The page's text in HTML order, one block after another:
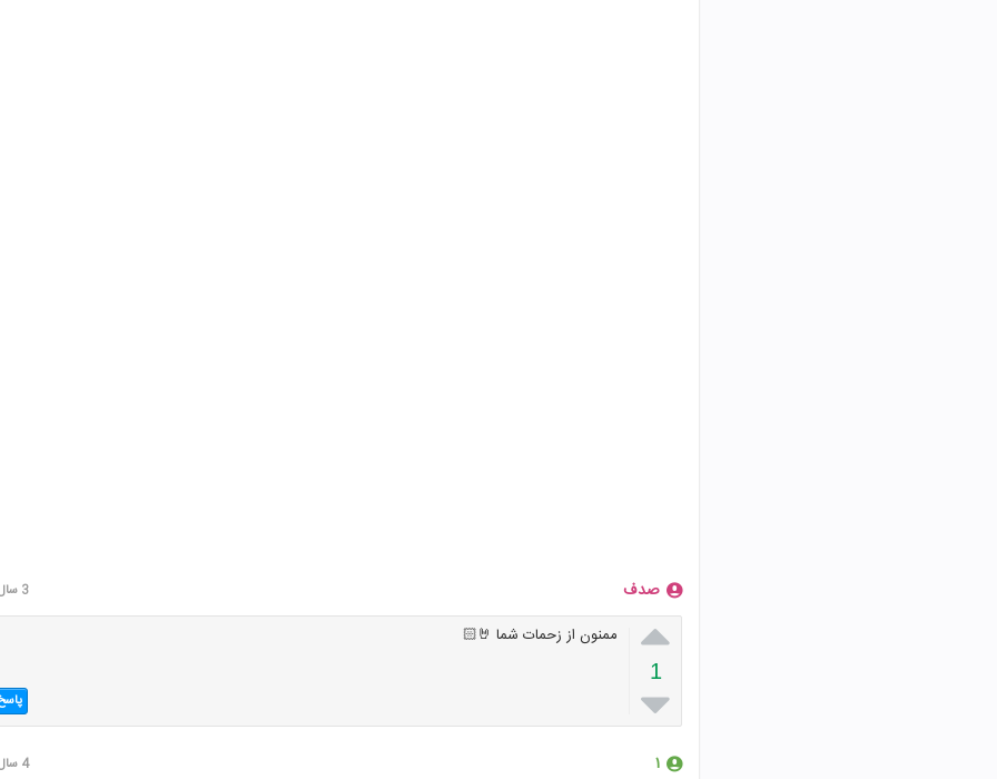
صدف 3 سال قبل

1

ممنون از زحمات شما 🤘🏻
۱ 4 سال قبل